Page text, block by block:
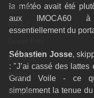
Fast 40
Mini 6.50
RORC
Botin 80
la météo avait été
aux IMOCA60
essentiellement du
Sébastien Josse,
: "J’ai cassé des lattes
Grand Voile - ce
simplement la tenue